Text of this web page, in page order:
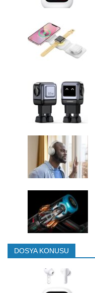
DOSYA KONUSU